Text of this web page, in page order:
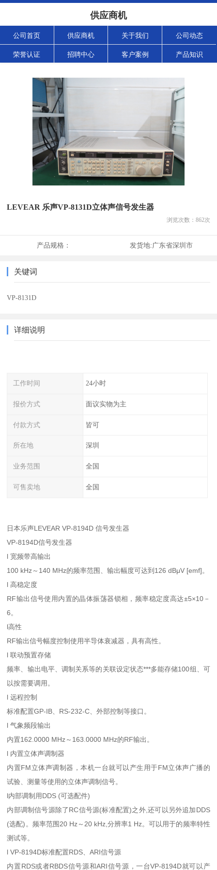
供应商机
公司首页 供应商机 关于我们 公司动态
荣誉认证 招聘中心 客户案例 产品知识
LEVEAR 乐声VP-8131D立体声信号发生器
浏览次数： 862次
产品规格： 发货地:广东省深圳市
关键词
VP-8131D
详细说明
工作时间 24小时
报价方式 面议实物为主
付款方式 皆可
所在地 深圳
业务范围 全国
可售卖地 全国
日本乐声LEVEAR VP-8194D 信号发生器
VP-8194D信号发生器
l 宽频带高输出
100 kHz～140 MHz的频率范围、输出幅度可达到126 dBμV [emf]。
l 高稳定度
RF输出信号使用内置的晶体振荡器锁相，频率稳定度高达±5×10－
6。
l高性
RF输出信号幅度控制使用半导体衰减器，具有高性。
l 联动预置存储
频率、输出电平、调制关系等的关联设定状态***多能存储100组、可
以按需要调用。
l 远程控制
标准配置GP-IB、RS-232-C、外部控制等接口。
l 气象频段输出
内置162.0000 MHz～163.0000 MHz的RF输出。
l 内置立体声调制器
内置FM立体声调制器，本机一台就可以产生用于FM立体声广播的
试验、测量等使用的立体声调制信号。
l内部调制用DDS (可选配件)
内部调制信号源除了RC信号源(标准配置)之外,还可以另外追加DDS
(选配)。频率范围20 Hz～20 kHz,分辨率1 Hz。可以用于的频率特性
测试等。
l VP-8194D标准配置RDS、ARI信号源
内置RDS或者RBDS信号源和ARI信号源，一台VP-8194D就可以产